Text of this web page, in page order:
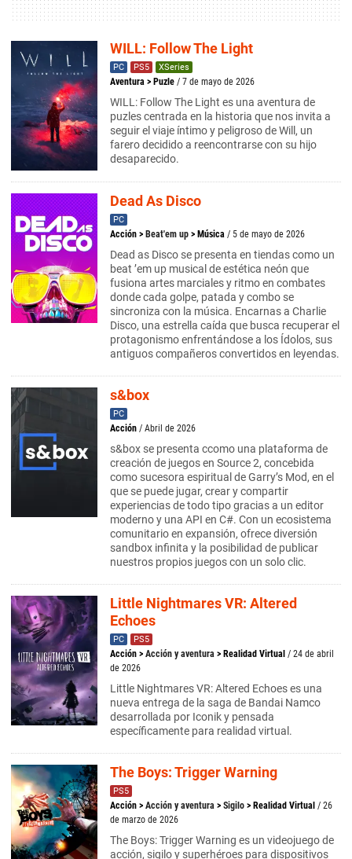
WILL: Follow The Light
PC PS5 XSeries
Aventura > Puzle / 7 de mayo de 2026
WILL: Follow The Light es una aventura de
puzles centrada en la historia que nos invita a
seguir el viaje íntimo y peligroso de Will, un
farero decidido a reencontrarse con su hijo
desaparecido.
Dead As Disco
PC
Acción > Beat'em up > Música / 5 de mayo de 2026
Dead as Disco se presenta en tiendas como un
beat ’em up musical de estética neón que
fusiona artes marciales y ritmo en combates
donde cada golpe, patada y combo se
sincroniza con la música. Encarnas a Charlie
Disco, una estrella caída que busca recuperar el
protagonismo enfrentándose a los Ídolos, sus
antiguos compañeros convertidos en leyendas.
s&box
PC
Acción / Abril de 2026
s&box se presenta ccomo una plataforma de
creación de juegos en Source 2, concebida
como sucesora espiritual de Garry’s Mod, en el
que se puede jugar, crear y compartir
experiencias de todo tipo gracias a un editor
moderno y una API en C#. Con un ecosistema
comunitario en expansión, ofrece diversión
sandbox infinita y la posibilidad de publicar
nuestros propios juegos con un solo clic.
Little Nightmares VR: Altered
Echoes
PC PS5
Acción > Acción y aventura > Realidad Virtual / 24 de abril
de 2026
Little Nightmares VR: Altered Echoes es una
nueva entrega de la saga de Bandai Namco
desarrollada por Iconik y pensada
específicamente para realidad virtual.
The Boys: Trigger Warning
PS5
Acción > Acción y aventura > Sigilo > Realidad Virtual / 26
de marzo de 2026
The Boys: Trigger Warning es un videojuego de
acción, sigilo y superhéroes para dispositivos